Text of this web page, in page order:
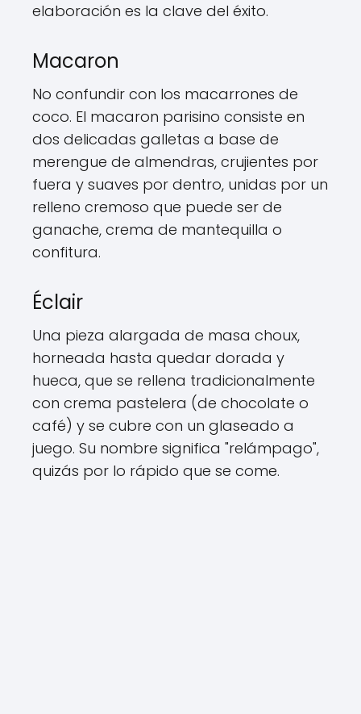
elaboración es la clave del éxito.
Macaron
No confundir con los macarrones de
coco. El macaron parisino consiste en
dos delicadas galletas a base de
merengue de almendras, crujientes por
fuera y suaves por dentro, unidas por un
relleno cremoso que puede ser de
ganache, crema de mantequilla o
confitura.
Éclair
Una pieza alargada de masa choux,
horneada hasta quedar dorada y
hueca, que se rellena tradicionalmente
con crema pastelera (de chocolate o
café) y se cubre con un glaseado a
juego. Su nombre significa "relámpago",
quizás por lo rápido que se come.